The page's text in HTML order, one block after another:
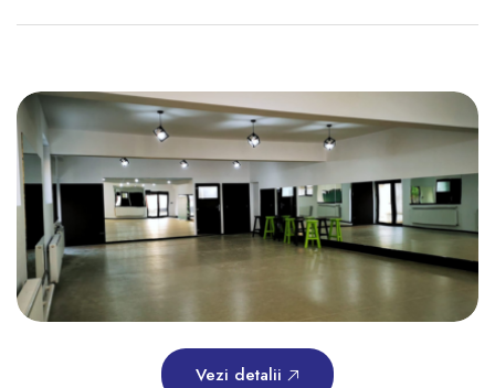
Vezi detalii